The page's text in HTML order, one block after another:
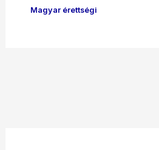
Magyar érettségi